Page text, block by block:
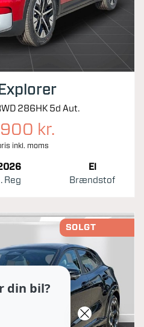
286HK 5d Aut.
kr.
inkl. moms
Reg
El
Brændstof
SOLGT
din bil?